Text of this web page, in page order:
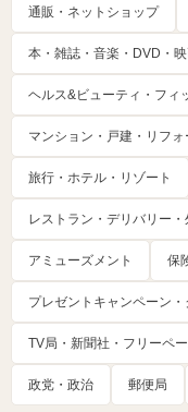
通販・ネットショップ
本・雑誌・音楽・DVD・
ヘルス&ビューティ・フィ
マンション・戸建・リフ
旅行・ホテル・リゾート
レストラン・デリバリー・
アミューズメント 保
プレゼントキャンペーン・
TV局・新聞社・フリーペ
政党・政治 郵便局